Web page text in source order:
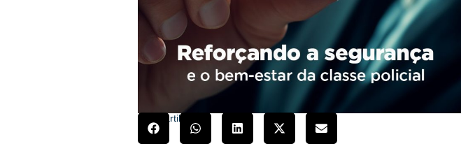
Compartilhe!